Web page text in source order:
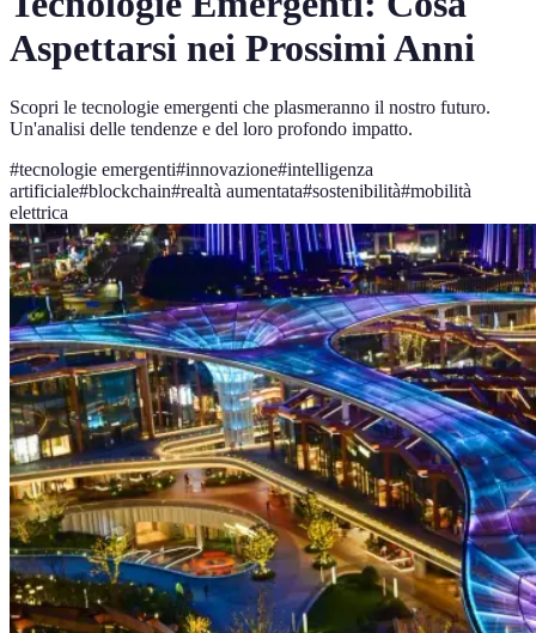
Aspettarsi nei Prossimi Anni
Scopri le tecnologie emergenti che plasmeranno il nostro futuro.
Un'analisi delle tendenze e del loro profondo impatto.
#tecnologie emergenti#innovazione#intelligenza
artificiale#blockchain#realtà aumentata#sostenibilità#mobilità
elettrica